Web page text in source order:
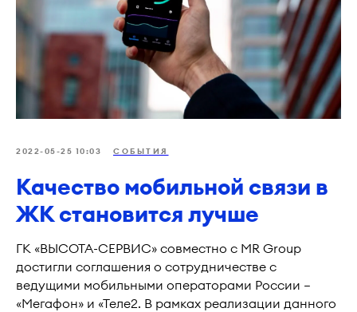
2022-05-25 10:03 СОБЫТИЯ
Качество мобильной связи в
ЖК становится лучше
ГК «ВЫСОТА-СЕРВИС» совместно с MR Group
достигли соглашения о сотрудничестве с
ведущими мобильными операторами России —
«Мегафон» и «Теле2. В рамках реализации данного